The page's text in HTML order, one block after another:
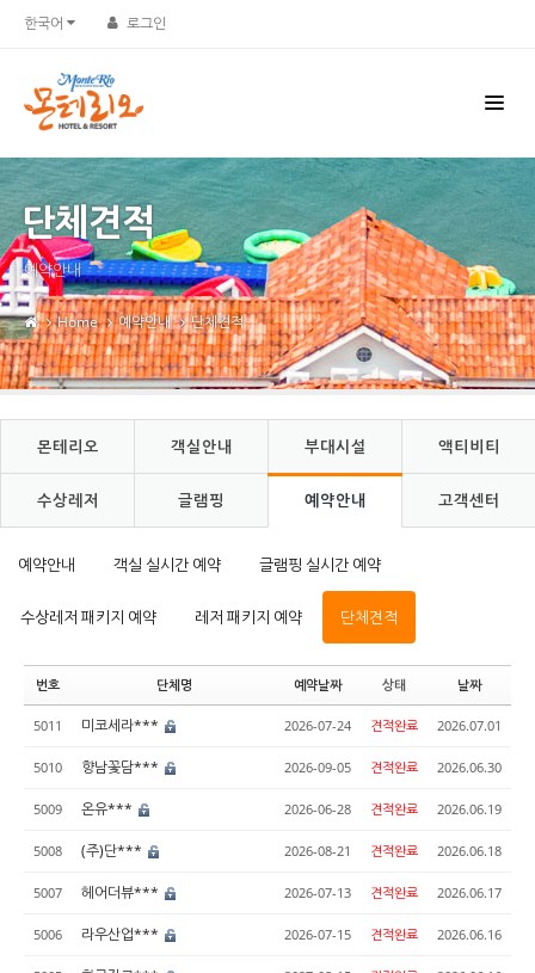
한국어 로그인
단체견적
예약안내
Home 예약안내 단체견적
몬테리오 객실안내 부대시설 액티비티
수상레저 글램핑 예약안내 고객센터
예약안내 객실 실시간 예약 글램핑 실시간 예약
수상레저 패키지 예약 레저 패키지 예약 단체견적
번호 단체명 예약날짜 상태 날짜
5011 미코세라*** 2026-07-24 견적완료 2026.07.01
5010 향남꽃담*** 2026-09-05 견적완료 2026.06.30
5009 온유*** 2026-06-28 견적완료 2026.06.19
5008 (주)단*** 2026-08-21 견적완료 2026.06.18
5007 헤어더뷰*** 2026-07-13 견적완료 2026.06.17
5006 라우산업*** 2026-07-15 견적완료 2026.06.16
Sketchbook5, 스케치북5